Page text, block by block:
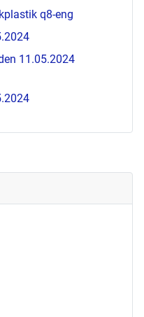
q8-eng
11.05.2024